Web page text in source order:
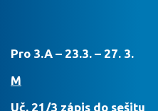
Pro 3.A – 23.3. – 27. 3.
M
Uč. 21/3 zápis do sešitu